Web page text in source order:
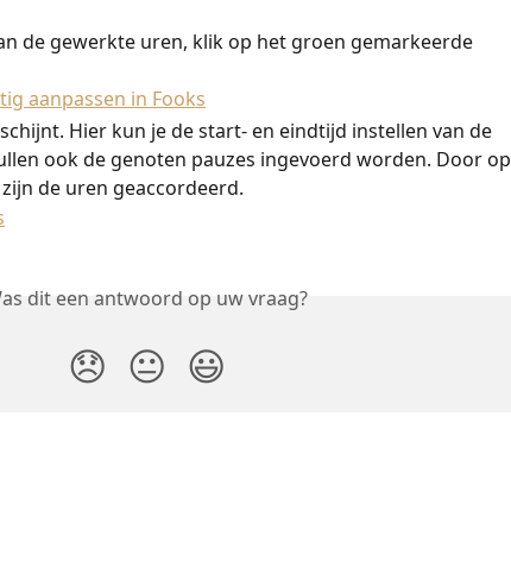
de gewerkte uren, klik op het groen gemarkeerde
Hier kun je de start- en eindtijd instellen van de
ook de genoten pauzes ingevoerd worden. Door op
de uren geaccordeerd.
dit een antwoord op uw vraag?
😞 😐 😃